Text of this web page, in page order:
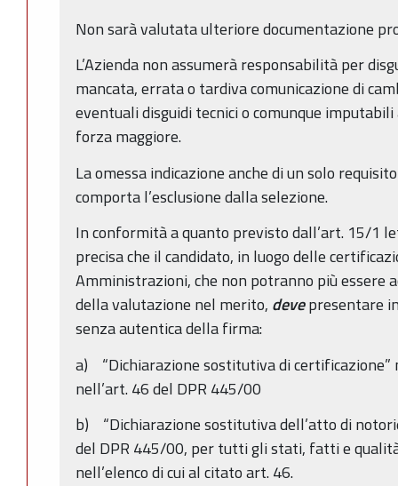
Non sarà valutata ulteriore documentazione
L’Azienda non assumerà responsabilità per
mancata, errata o tardiva comunicazione di
eventuali disguidi tecnici o comunque
forza maggiore.
La omessa indicazione anche di un solo
comporta l’esclusione dalla selezione.
In conformità a quanto previsto dall’art. 15/1
precisa che il candidato, in luogo delle
Amministrazioni, che non potranno più
della valutazione nel merito, devepresentare
senza autentica della firma:
a) “Dichiarazione sostitutiva di certificazione”
nell’art. 46 del DPR 445/00
b) “Dichiarazione sostitutiva dell’atto di
del DPR 445/00, per tutti gli stati, fatti e
nell’elenco di cui al citato art. 46.